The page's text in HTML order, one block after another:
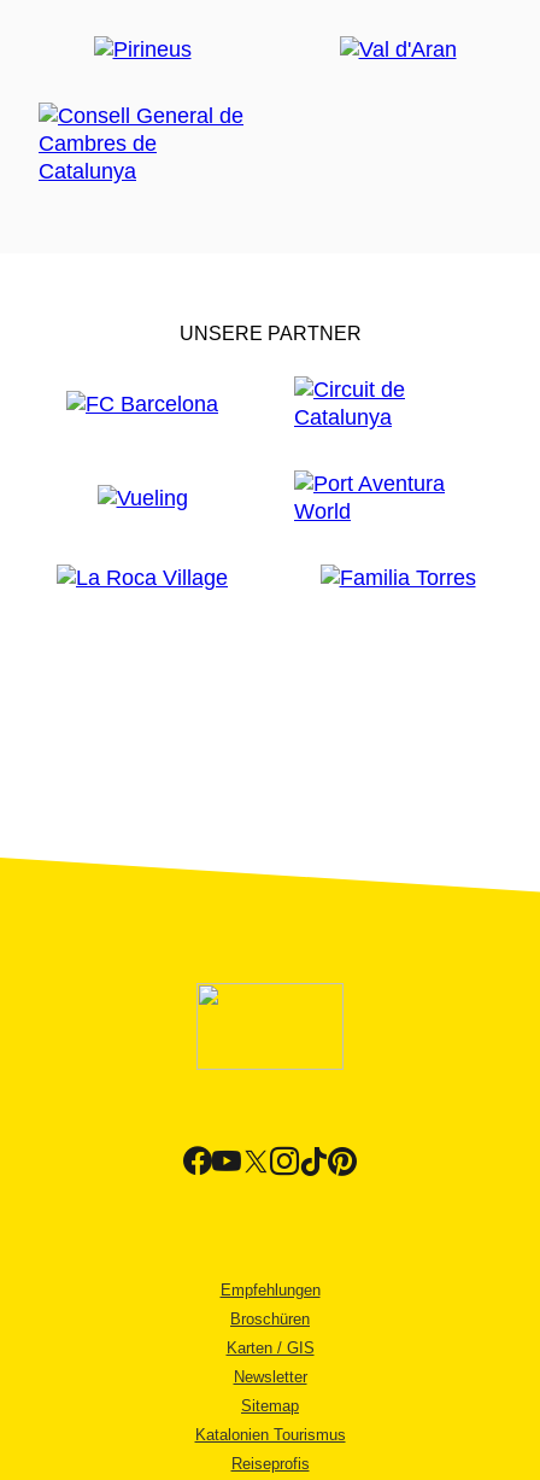
UNSERE PARTNER
Empfehlungen
Broschüren
Karten / GIS
Newsletter
Sitemap
Katalonien Tourismus
Reiseprofis